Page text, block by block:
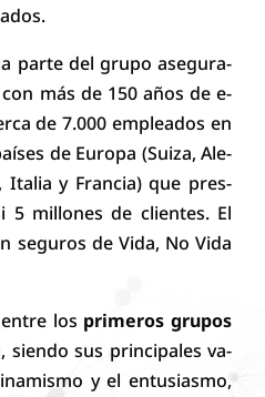
par­te del gru­po a­se­gu­ra­
más de 150 a­ños de e­
de 7.000 em­ple­a­dos en
de E­u­ro­pa (Sui­za, A­le­
I­ta­lia y Fran­cia) que pres­
5 mi­llo­nes de cli­en­tes. El
se­gu­ros de Vida, No Vida
los pri­me­ros gru­pos
sien­do sus prin­ci­pa­les va­
y el en­tu­sias­mo,